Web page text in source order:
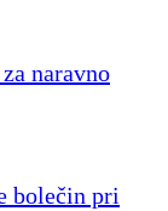
naravno
bolečin pri